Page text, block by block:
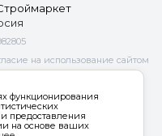
на использование сайтом
в целях функционирования
релевантной рекламной
и интересов.
функционирования
предоставления
на основе ваших